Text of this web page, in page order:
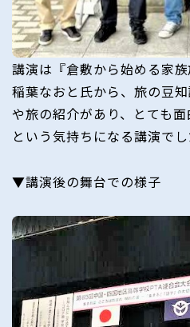
講演は『倉敷から始める家
稲葉なおと氏から、旅の豆
や旅の紹介があり、とても
という気持ちになる講演でし
▼講演後の舞台での様子